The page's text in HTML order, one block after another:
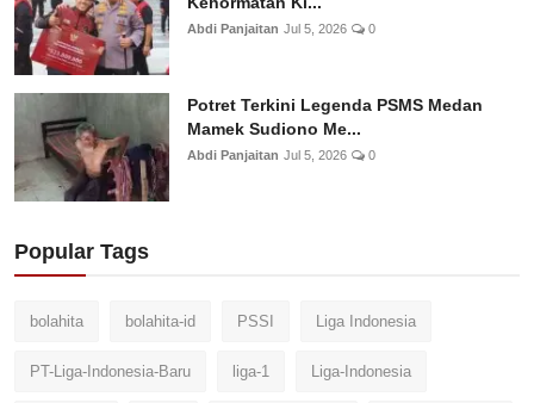
Abdi Panjaitan Jul 5, 2026 0
Potret Terkini Legenda PSMS Medan
Mamek Sudiono Me...
Abdi Panjaitan Jul 5, 2026 0
Popular Tags
bolahita bolahita-id PSSI Liga Indonesia
PT-Liga-Indonesia-Baru liga-1 Liga-Indonesia